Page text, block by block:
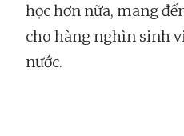
học hơn nữa, mang
cho hàng nghìn sinh
nước.